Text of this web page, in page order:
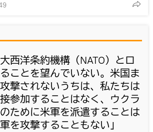
西洋条約機構（NATO）とロ
ことを望んでいない。米国ま
撃されないうちは、私たちは
参加することはなく、ウクラ
ために米軍を派遣することは
を攻撃することもない」